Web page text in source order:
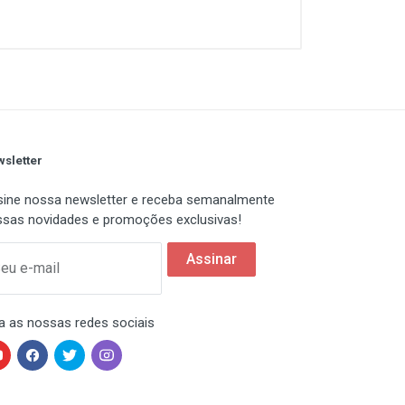
nossa newsletter e receba semanalmente
novidades e promoções exclusivas!
e-mail
Assinar
as nossas redes sociais